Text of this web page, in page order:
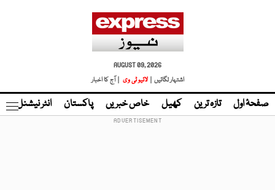
AUGUST 09, 2026
اشتہار لگائیں |
لائیو ٹی وی | آج کا اخبار
صفحۂ اول تازہ ترین کھیل خاص خبریں پاکستان انٹر نیشنل